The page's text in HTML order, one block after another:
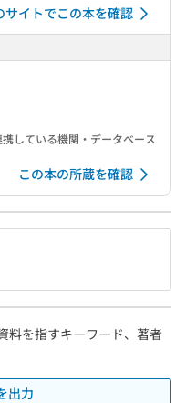
イトでこの本を確認
している機関・データベース
この本の所蔵を確認
料を指すキーワード、著者
出力